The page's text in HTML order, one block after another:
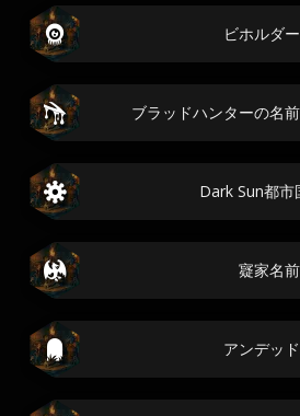
ビホルダ
ブラッドハンターの名
Dark Sun都市
寲家名前
アンデッ